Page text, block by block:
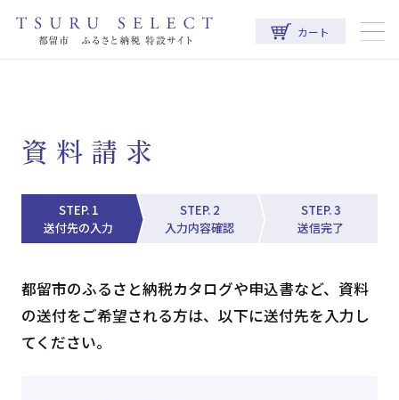
カート
資料請求
送付先の入力 入力内容確認 送信完了
都留市のふるさと納税カタログや申込書など、資料
の送付をご希望される方は、以下に送付先を入力し
てください。